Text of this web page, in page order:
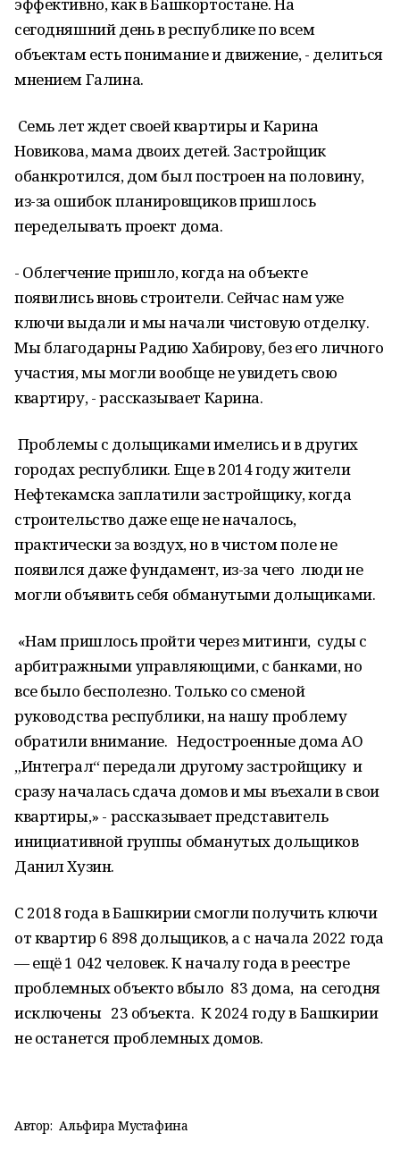
сегодняшний день в республике по всем
объектам есть понимание и движение, - делиться
мнением Галина.
Семь лет ждет своей квартиры и Карина
Новикова, мама двоих детей. Застройщик
обанкротился, дом был построен на половину,
из-за ошибок планировщиков пришлось
переделывать проект дома.
- Облегчение пришло, когда на объекте
появились вновь строители. Сейчас нам уже
ключи выдали и мы начали чистовую отделку.
Мы благодарны Радию Хабирову, без его личного
участия, мы могли вообще не увидеть свою
квартиру, - рассказывает Карина.
Проблемы с дольщиками имелись и в других
городах республики. Еще в 2014 году жители
Нефтекамска заплатили застройщику, когда
строительство даже еще не началось,
практически за воздух, но в чистом поле не
появился даже фундамент, из-за чего люди не
могли объявить себя обманутыми дольщиками.
«Нам пришлось пройти через митинги, суды с
арбитражными управляющими, с банками, но
все было бесполезно. Только со сменой
руководства республики, на нашу проблему
обратили внимание. Недостроенные дома АО
„Интеграл“ передали другому застройщику и
сразу началась сдача домов и мы въехали в свои
квартиры,» - рассказывает представитель
инициативной группы обманутых дольщиков
Данил Хузин.
С 2018 года в Башкирии смогли получить ключи
от квартир 6 898 дольщиков, а с начала 2022 года
— ещё 1 042 человек. К началу года в реестре
проблемных объекто вбыло 83 дома, на сегодня
исключены 23 объекта. К 2024 году в Башкирии
не останется проблемных домов.
Автор: Альфира Мустафина